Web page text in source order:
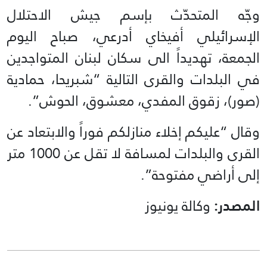
وجّه المتحدّث بإسم جيش الاحتلال
الإسرائيلي أفيخاي أدرعي، صباح اليوم
الجمعة، تهديداً الى سكان لبنان المتواجدين
في البلدات والقرى التالية “شبريحا، حمادية
(صور)، زقوق المفدي، معشوق، الحوش”.
وقال “عليكم إخلاء منازلكم فوراً والابتعاد عن
القرى والبلدات لمسافة لا تقل عن 1000 متر
إلى أراضي مفتوحة”.
المصدر: وكالة يونيوز